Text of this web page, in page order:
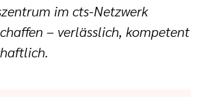
im cts-Netzwerk
– verlässlich, kompetent